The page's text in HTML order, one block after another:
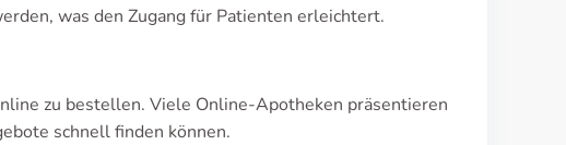
was den Zugang für Patienten erleichtert.
zu bestellen. Viele Online-Apotheken präsentieren
schnell finden können.